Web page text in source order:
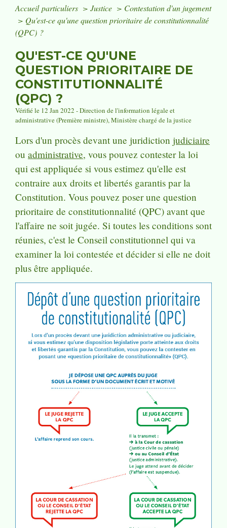
Accueil particuliers > Justice > Contestation d'un jugement
> Qu'est-ce qu'une question prioritaire de constitutionnalité
(QPC) ?
QU'EST-CE QU'UNE
QUESTION PRIORITAIRE DE
CONSTITUTIONNALITÉ
(QPC) ?
Vérifié le 12 Jan 2022 - Direction de l'information légale et
administrative (Première ministre), Ministère chargé de la justice
Lors d'un procès devant une juridiction judiciaire
ou administrative, vous pouvez contester la loi
qui est appliquée si vous estimez qu'elle est
contraire aux droits et libertés garantis par la
Constitution. Vous pouvez poser une question
prioritaire de constitutionnalité (QPC) avant que
l'affaire ne soit jugée. Si toutes les conditions sont
réunies, c'est le Conseil constitutionnel qui va
examiner la loi contestée et décider si elle ne doit
plus être appliquée.